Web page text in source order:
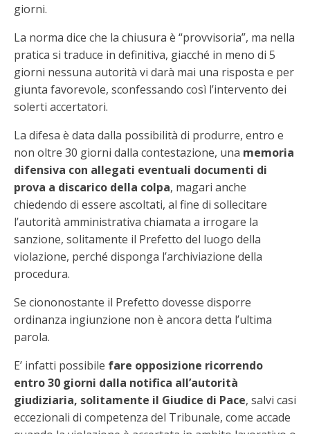
giorni.
La norma dice che la chiusura è “provvisoria”, ma nella
pratica si traduce in definitiva, giacché in meno di 5
giorni nessuna autorità vi darà mai una risposta e per
giunta favorevole, sconfessando così l’intervento dei
solerti accertatori.
La difesa è data dalla possibilità di produrre, entro e
non oltre 30 giorni dalla contestazione, una memoria
difensiva con allegati eventuali documenti di
prova a discarico della colpa, magari anche
chiedendo di essere ascoltati, al fine di sollecitare
l’autorità amministrativa chiamata a irrogare la
sanzione, solitamente il Prefetto del luogo della
violazione, perché disponga l’archiviazione della
procedura.
Se ciononostante il Prefetto dovesse disporre
ordinanza ingiunzione non è ancora detta l’ultima
parola.
E’ infatti possibile fare opposizione ricorrendo
entro 30 giorni dalla notifica all’autorità
giudiziaria, solitamente il Giudice di Pace, salvi casi
eccezionali di competenza del Tribunale, come accade